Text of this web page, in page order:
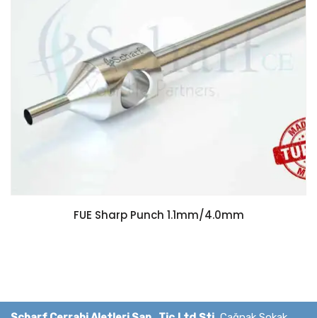
FUE Sharp Punch 1.1mm/4.0mm